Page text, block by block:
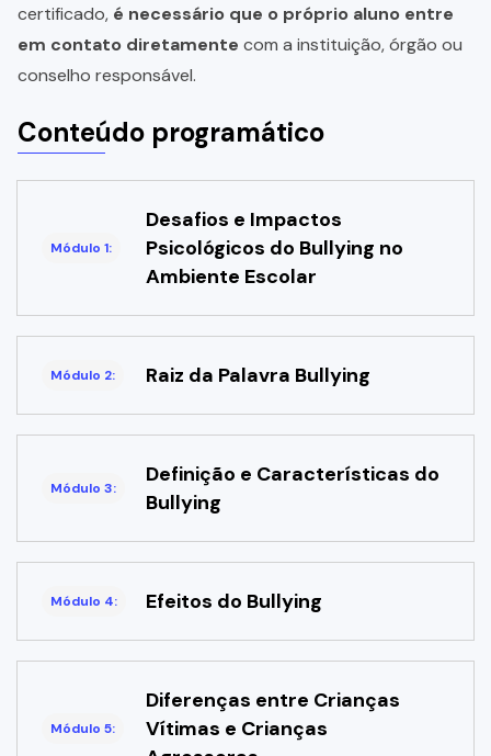
certificado, é necessário que o próprio aluno entre
em contato diretamente com a instituição, órgão ou
conselho responsável.
Conteúdo programático
Módulo 1:
Desafios e Impactos
Psicológicos do Bullying no
Ambiente Escolar
Módulo 2: Raiz da Palavra Bullying
Módulo 3:
Definição e Características do
Bullying
Módulo 4: Efeitos do Bullying
Módulo 5:
Diferenças entre Crianças
Vítimas e Crianças